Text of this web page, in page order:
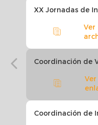
XX Jornadas de
Ver
Coordinación de
Ver
Coordinación de